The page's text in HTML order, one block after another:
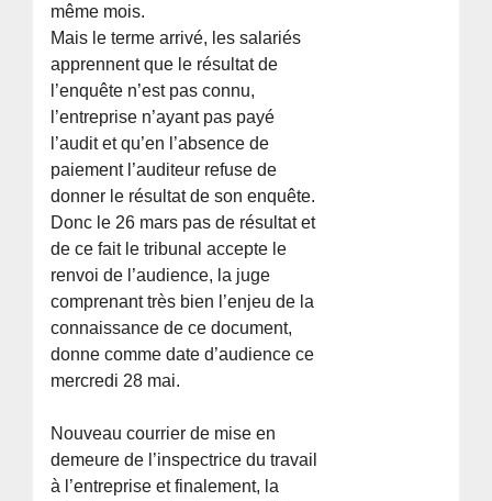
même mois.
Mais le terme arrivé, les salariés
apprennent que le résultat de
l’enquête n’est pas connu,
l’entreprise n’ayant pas payé
l’audit et qu’en l’absence de
paiement l’auditeur refuse de
donner le résultat de son enquête.
Donc le 26 mars pas de résultat et
de ce fait le tribunal accepte le
renvoi de l’audience, la juge
comprenant très bien l’enjeu de la
connaissance de ce document,
donne comme date d’audience ce
mercredi 28 mai.
Nouveau courrier de mise en
demeure de l’inspectrice du travail
à l’entreprise et finalement, la